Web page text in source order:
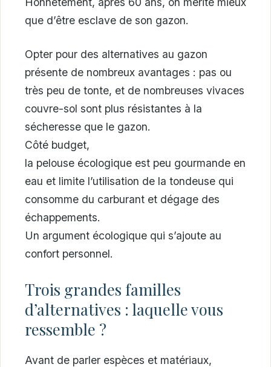
que d’être esclave de son gazon.
Opter pour des alternatives au gazon
présente de nombreux avantages : pas ou
très peu de tonte, et de nombreuses vivaces
couvre-sol sont plus résistantes à la
sécheresse que le gazon.
Côté budget,
la pelouse écologique est peu gourmande en
eau et limite l’utilisation de la tondeuse qui
consomme du carburant et dégage des
échappements.
Un argument écologique qui s’ajoute au
confort personnel.
Trois grandes familles
d’alternatives : laquelle vous
ressemble ?
Avant de parler espèces et matériaux,